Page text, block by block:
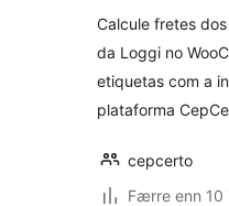
Calcule fretes
da Loggi no
etiquetas com a
plataforma
cepcerto
Færre enn 10